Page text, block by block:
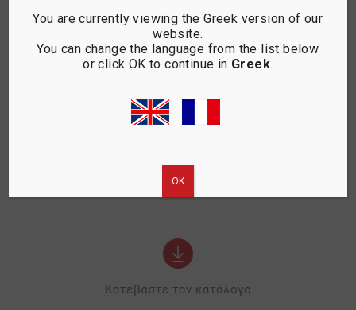
ΥΠΟΣΤΗΡΙΞΗΣ
You are currently viewing the Greek version of our
website.
You can change the language from the list below
or click OK to continue in Greek.
ΟΚ